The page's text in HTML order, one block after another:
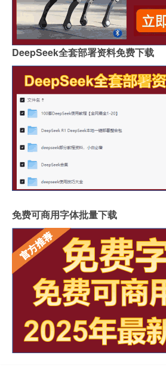
DeepSeek全套部署资料免费下载
免费可商用字体批量下载